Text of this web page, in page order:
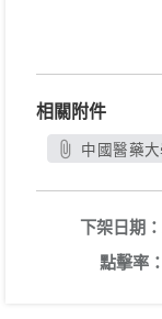
相關附件
中國醫藥
下架日期：
點擊率：